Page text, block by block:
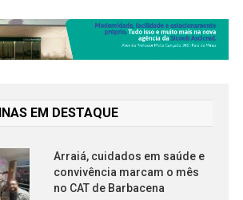
EM DESTAQUE
Arraiá, cuidados em saúde e
convivência marcam o mês
no CAT de Barbacena